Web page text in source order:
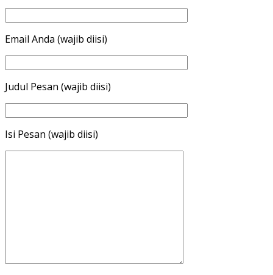
Email Anda (wajib diisi)
Judul Pesan (wajib diisi)
Isi Pesan (wajib diisi)